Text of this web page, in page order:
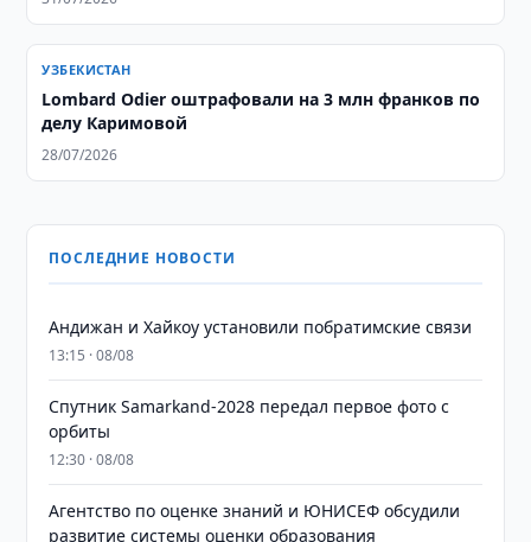
УЗБЕКИСТАН
Lombard Odier оштрафовали на 3 млн франков по
делу Каримовой
28/07/2026
ПОСЛЕДНИЕ НОВОСТИ
Андижан и Хайкоу установили побратимские связи
13:15 · 08/08
Спутник Samarkand-2028 передал первое фото с
орбиты
12:30 · 08/08
Агентство по оценке знаний и ЮНИСЕФ обсудили
развитие системы оценки образования